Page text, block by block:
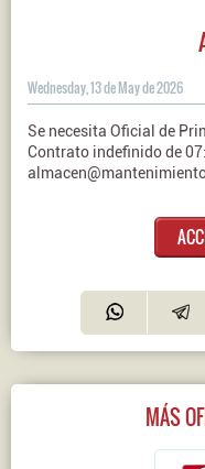
Wednesday, 13 de May de 2026
Se necesita Oficial de
Contrato indefinido de
MÁS